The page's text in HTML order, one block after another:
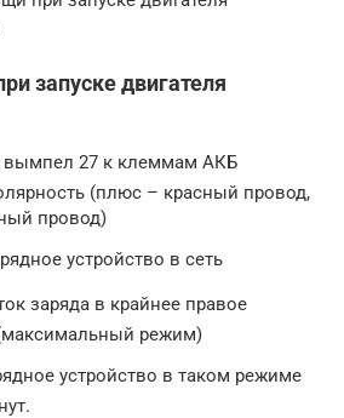
запуске двигателя
вымпел 27 к клеммам АКБ
(плюс – красный провод,
провод)
устройство в сеть
заряда в крайнее правое
режим)
устройство в таком режиме